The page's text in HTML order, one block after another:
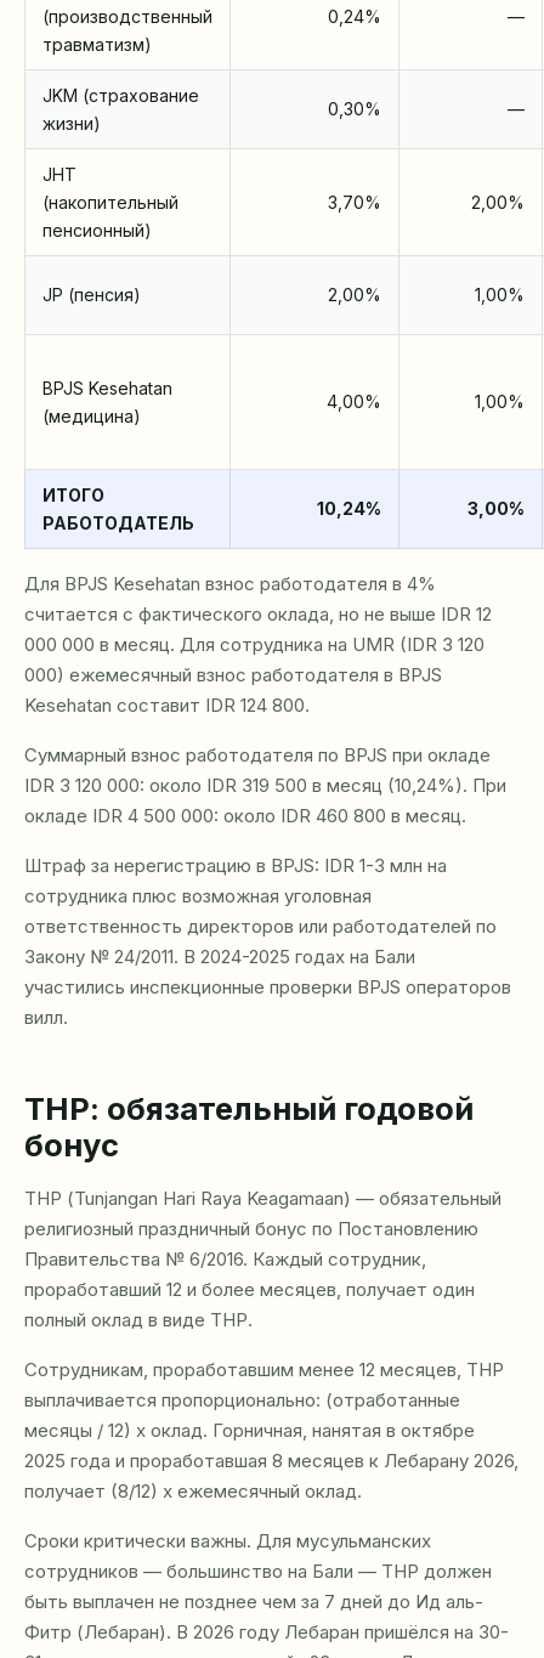
(производственный
травматизм)
0,24% —
JKM (страхование
жизни)
0,30% —
JHT
(накопительный
пенсионный)
3,70% 2,00%
JP (пенсия) 2,00% 1,00%
BPJS Kesehatan
(медицина)
4,00% 1,00%
ИТОГО
РАБОТОДАТЕЛЬ
10,24% 3,00%
Для BPJS Kesehatan взнос работодателя в 4%
считается с фактического оклада, но не выше IDR 12
000 000 в месяц. Для сотрудника на UMR (IDR 3 120
000) ежемесячный взнос работодателя в BPJS
Kesehatan составит IDR 124 800.
Суммарный взнос работодателя по BPJS при окладе
IDR 3 120 000: около IDR 319 500 в месяц (10,24%). При
окладе IDR 4 500 000: около IDR 460 800 в месяц.
Штраф за нерегистрацию в BPJS: IDR 1-3 млн на
сотрудника плюс возможная уголовная
ответственность директоров или работодателей по
Закону № 24/2011. В 2024-2025 годах на Бали
участились инспекционные проверки BPJS операторов
вилл.
ТНР: обязательный годовой
бонус
ТНР (Tunjangan Hari Raya Keagamaan) — обязательный
религиозный праздничный бонус по Постановлению
Правительства № 6/2016. Каждый сотрудник,
проработавший 12 и более месяцев, получает один
полный оклад в виде ТНР.
Сотрудникам, проработавшим менее 12 месяцев, ТНР
выплачивается пропорционально: (отработанные
месяцы / 12) x оклад. Горничная, нанятая в октябре
2025 года и проработавшая 8 месяцев к Лебарану 2026,
получает (8/12) x ежемесячный оклад.
Сроки критически важны. Для мусульманских
сотрудников — большинство на Бали — ТНР должен
быть выплачен не позднее чем за 7 дней до Ид аль-
Фитр (Лебаран). В 2026 году Лебаран пришёлся на 30-